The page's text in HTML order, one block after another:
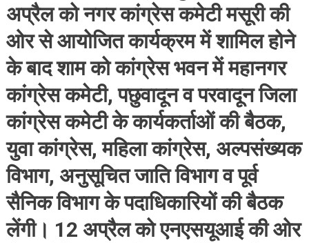
अप्रैल को नगर कांग्रेस कमेटी मसूरी की
ओर से आयोजित कार्यक्रम में शामिल होने
के बाद शाम को कांग्रेस भवन में महानगर
कांग्रेस कमेटी, पछुवादून व परवादून जिला
कांग्रेस कमेटी के कार्यकर्ताओं की बैठक,
युवा कांग्रेस, महिला कांग्रेस, अल्पसंख्यक
विभाग, अनुसूचित जाति विभाग व पूर्व
सैनिक विभाग के पदाधिकारियों की बैठक
लेंगी। 12 अप्रैल को एनएसयूआई की ओर